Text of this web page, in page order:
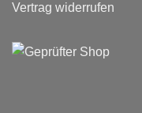
Vertrag widerrufen